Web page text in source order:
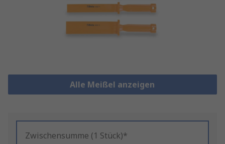
Alle Meißel anzeigen
Zwischensumme (1 Stück)*